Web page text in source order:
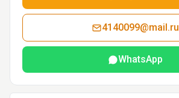
4140099@mail.ru
WhatsApp